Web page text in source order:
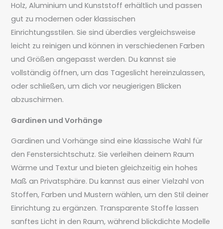
Holz, Aluminium und Kunststoff erhältlich und passen
gut zu modernen oder klassischen
Einrichtungsstilen. Sie sind überdies vergleichsweise
leicht zu reinigen und können in verschiedenen Farben
und Größen angepasst werden. Du kannst sie
vollständig öffnen, um das Tageslicht hereinzulassen,
oder schließen, um dich vor neugierigen Blicken
abzuschirmen.
Gardinen und Vorhänge
Gardinen und Vorhänge sind eine klassische Wahl für
den Fenstersichtschutz. Sie verleihen deinem Raum
Wärme und Textur und bieten gleichzeitig ein hohes
Maß an Privatsphäre. Du kannst aus einer Vielzahl von
Stoffen, Farben und Mustern wählen, um den Stil deiner
Einrichtung zu ergänzen. Transparente Stoffe lassen
sanftes Licht in den Raum, während blickdichte Modelle